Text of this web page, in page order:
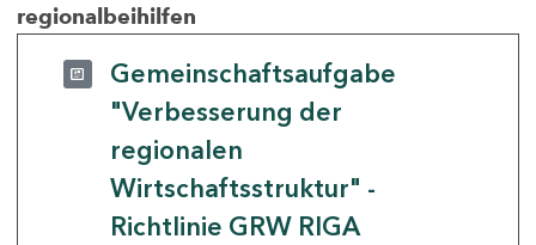
regionalbeihilfen
Gemeinschaftsaufgabe
"Verbesserung der
regionalen
Wirtschaftsstruktur" -
Richtlinie GRW RIGA